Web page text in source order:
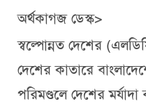
অর্থকাগজ ডেস্ক>
স্বল্পোন্নত দেশের
দেশের কাতারে
পরিমণ্ডলে দেশের